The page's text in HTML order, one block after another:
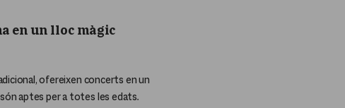
en un lloc màgic
ofereixen concerts en un
aptes per a totes les edats.